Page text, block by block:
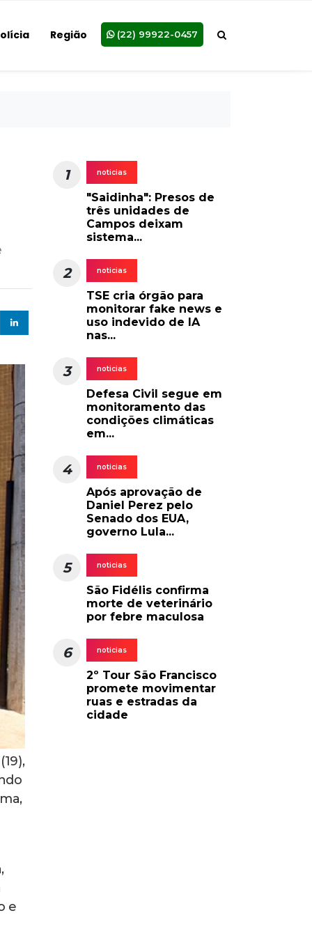
Região (22) 99922-0457
e
1 noticias
"Saidinha": Presos de
três unidades de
Campos deixam
sistema...
2 noticias
TSE cria órgão para
monitorar fake news e
uso indevido de IA
nas...
3 noticias
Defesa Civil segue em
monitoramento das
condições climáticas
em...
4 noticias
Após aprovação de
Daniel Perez pelo
Senado dos EUA,
governo Lula...
5 noticias
São Fidélis confirma
morte de veterinário
por febre maculosa
6 noticias
2º Tour São Francisco
promete movimentar
ruas e estradas da
cidade